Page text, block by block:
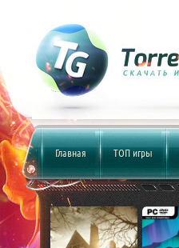
Главная ТОП игры